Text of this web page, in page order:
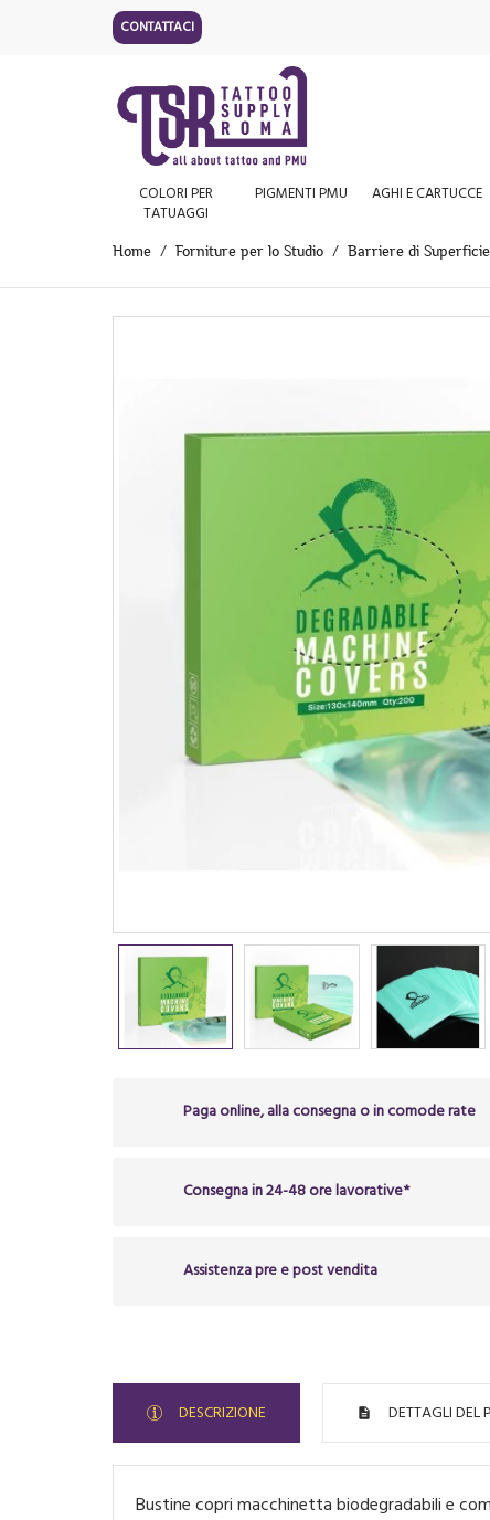
CONTATTACI
COLORI PER
TATUAGGI
PIGMENTI PMU AGHI E CARTUCCE
Home Forniture per lo Studio Barriere di Superficie
Paga online, alla consegna o in comode rate
Consegna in 24-48 ore lavorative*
Assistenza pre e post vendita
DESCRIZIONE DETTAGLI DEL
Bustine copri macchinetta biodegradabili e